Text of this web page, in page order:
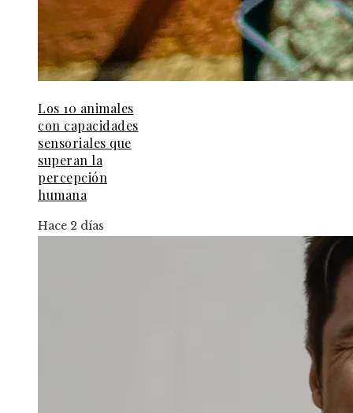
Los 10 animales
con capacidades
sensoriales que
superan la
percepción
humana
Hace 2 días